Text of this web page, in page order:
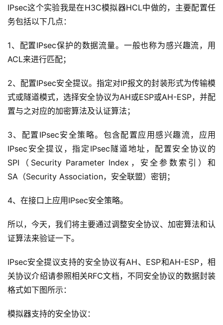
IPsec这个实验我是在H3C模拟器HCL中做的，主要配置任
务包括以下几点：
1、配置IPsec保护的数据流量。一般也称为感兴趣流，用
ACL来进行匹配；
2、配置IPsec安全提议。指定对IP报文的封装形式为传输模
式或隧道模式，选择安全协议为AH或ESP或AH-ESP，并配
置与之对应的加密算法及认证算法；
3、配置IPsec安全策略。包含配置应用感兴趣流，应用
IPsec安全提议，指定IPsec隧道地址，配置安全协议的
SPI（Security Parameter Index，安全参数索引）和
SA（Security Association，安全联盟）密钥；
4、在接口上应用IPsec安全策略。
所以，今天，我们将主要通过调整安全协议、加密算法和认
证算法来验证一下。
IPsec安全提议支持的安全协议有AH、ESP和AH-ESP，相
关协议介绍请参照相关RFC文档，不同安全协议的数据封装
格式如下图所示：
模拟器支持的安全协议：